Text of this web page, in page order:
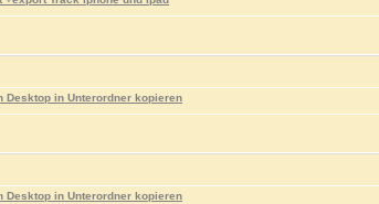
Desktop in Unterordner kopieren
Desktop in Unterordner kopieren